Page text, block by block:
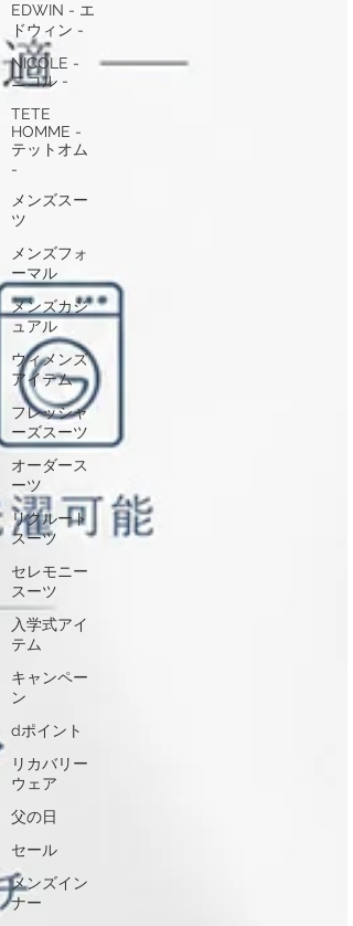
EDWIN - エ
ドウィン -
NICOLE -
ニコル -
TETE
HOMME -
テットオム
-
メンズスー
ツ
メンズフォ
ーマル
メンズカジ
ュアル
ウィメンズ
アイテム
フレッシャ
ーズスーツ
オーダース
ーツ
リクルート
スーツ
セレモニー
スーツ
入学式アイ
テム
キャンペー
ン
dポイント
リカバリー
ウェア
父の日
セール
メンズイン
ナー